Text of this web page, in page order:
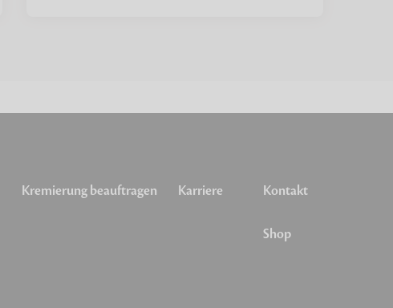
Kremierung beauftragen Karriere Kontakt
Shop